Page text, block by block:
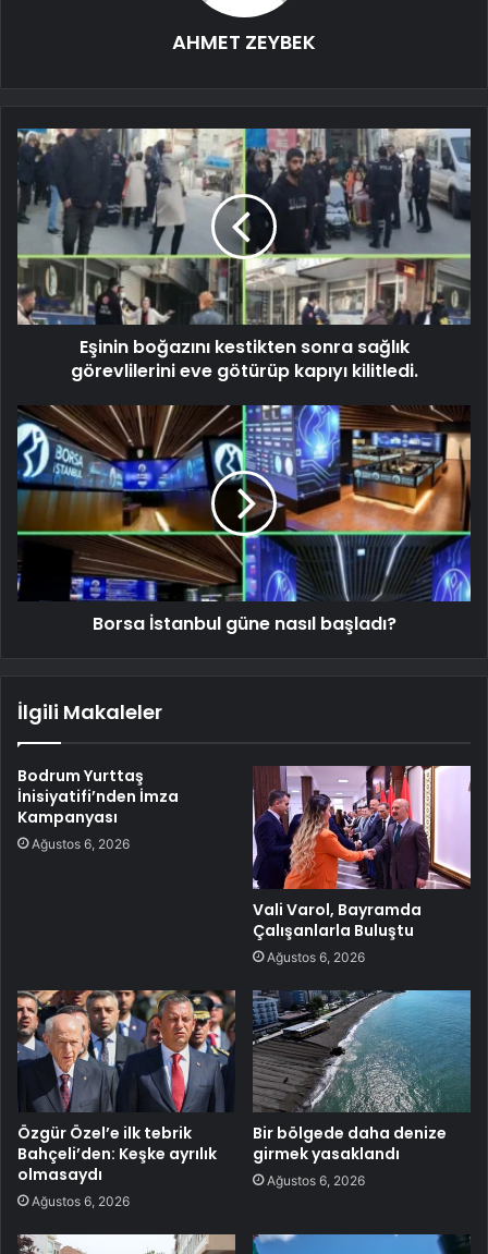
AHMET ZEYBEK
Eşinin boğazını kestikten sonra sağlık
görevlilerini eve götürüp kapıyı kilitledi.
Borsa İstanbul güne nasıl başladı?
İlgili Makaleler
Bodrum Yurttaş
İnisiyatifi’nden İmza
Kampanyası
Ağustos 6, 2026
Vali Varol, Bayramda
Çalışanlarla Buluştu
Ağustos 6, 2026
Özgür Özel’e ilk tebrik
Bahçeli’den: Keşke ayrılık
olmasaydı
Ağustos 6, 2026
Bir bölgede daha denize
girmek yasaklandı
Ağustos 6, 2026